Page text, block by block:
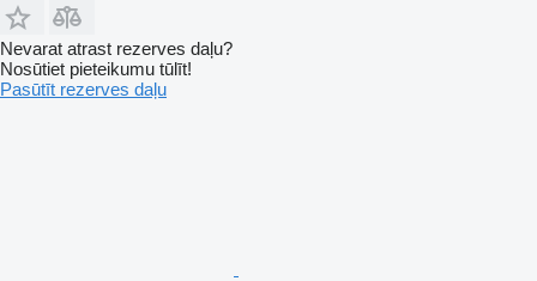
Nevarat atrast rezerves daļu?
Nosūtiet pieteikumu tūlīt!
Pasūtīt rezerves daļu